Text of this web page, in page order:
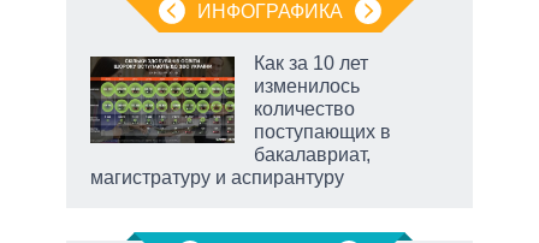
ИНФОГРАФИКА
Как за 10 лет
изменилось
количество
поступающих в
бакалавриат,
магистратуру и аспирантуру